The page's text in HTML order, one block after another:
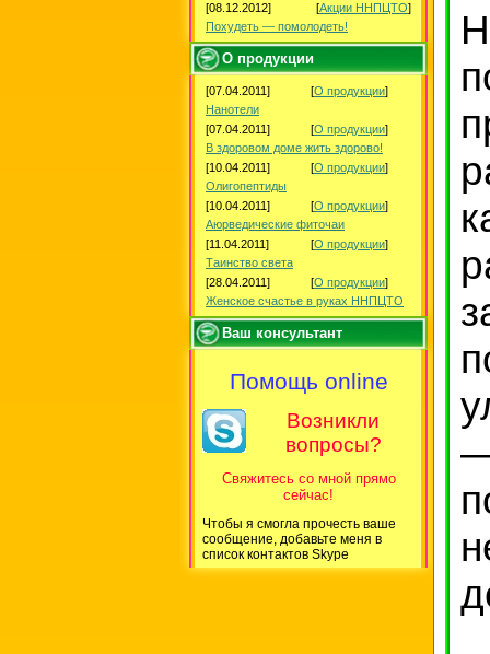
[08.12.2012]
[Акции ННПЦТО]
Похудеть — помолодеть!
О продукции
[07.04.2011] [О продукции]
Нанотели
[07.04.2011]
[О продукции]
В здоровом доме жить здорово!
[10.04.2011]
[О продукции]
Олигопептиды
[10.04.2011]
[О продукции]
Аюрведические фиточаи
[11.04.2011]
[О продукции]
Таинство света
[28.04.2011]
[О продукции]
Женское счастье в руках ННПЦТО
Ваш консультант
Помощь online
Возникли
вопросы?
Свяжитесь со мной прямо
сейчас!
Чтобы я смогла прочесть ваше
сообщение, добавьте меня в
список контактов Skype